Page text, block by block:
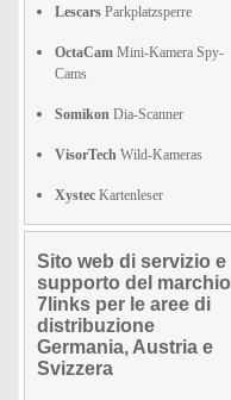
Lescars Parkplatzsperre
OctaCam Mini-Kamera Spy-
Cams
Somikon Dia-Scanner
VisorTech Wild-Kameras
Xystec Kartenleser
Sito web di servizio e
supporto del marchio
7links per le aree di
distribuzione
Germania, Austria e
Svizzera